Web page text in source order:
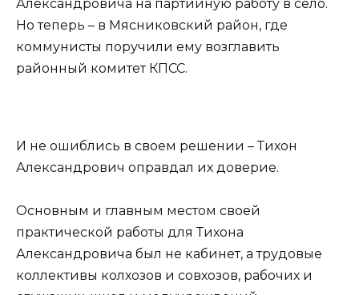
Александровича на партийную работу в село.
Но теперь – в Мясниковский район, где
коммунисты поручили ему возглавить
районный комитет КПСС.
И не ошиблись в своем решении – Тихон
Александрович оправдал их доверие.
Основным и главным местом своей
практической работы для Тихона
Александровича был не кабинет, а трудовые
коллективы колхозов и совхозов, рабочих и